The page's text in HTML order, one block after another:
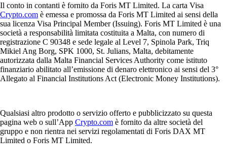
Il conto in contanti è fornito da Foris MT Limited. La carta Visa
Crypto.com è emessa e promossa da Foris MT Limited ai sensi della
sua licenza Visa Principal Member (Issuing). Foris MT Limited è una
società a responsabilità limitata costituita a Malta, con numero di
registrazione C 90348 e sede legale al Level 7, Spinola Park, Triq
Mikiel Ang Borg, SPK 1000, St. Julians, Malta, debitamente
autorizzata dalla Malta Financial Services Authority come istituto
finanziario abilitato all’emissione di denaro elettronico ai sensi del 3°
Allegato al Financial Institutions Act (Electronic Money Institutions).
Qualsiasi altro prodotto o servizio offerto e pubblicizzato su questa
pagina web o sull’App Crypto.com è fornito da altre società del
gruppo e non rientra nei servizi regolamentati di Foris DAX MT
Limited o Foris MT Limited.